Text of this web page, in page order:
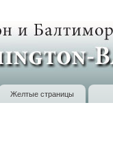
Желтые страницы